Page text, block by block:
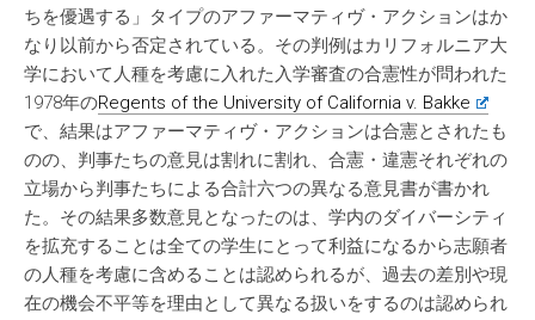
ちを優遇する」タイプのアファーマティヴ・アクションはか
なり以前から否定されている。その判例はカリフォルニア大
学において人種を考慮に入れた入学審査の合憲性が問われた
1978年のRegents of the University of California v. Bakke
で、結果はアファーマティヴ・アクションは合憲とされたも
のの、判事たちの意見は割れに割れ、合憲・違憲それぞれの
立場から判事たちによる合計六つの異なる意見書が書かれ
た。その結果多数意見となったのは、学内のダイバーシティ
を拡充することは全ての学生にとって利益になるから志願者
の人種を考慮に含めることは認められるが、過去の差別や現
在の機会不平等を理由として異なる扱いをするのは認められ